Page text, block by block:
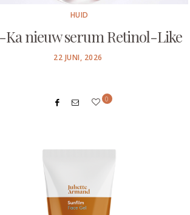
HUID
Ka nieuw serum Retinol-Like
POSTED
22 JUNI, 2026
0